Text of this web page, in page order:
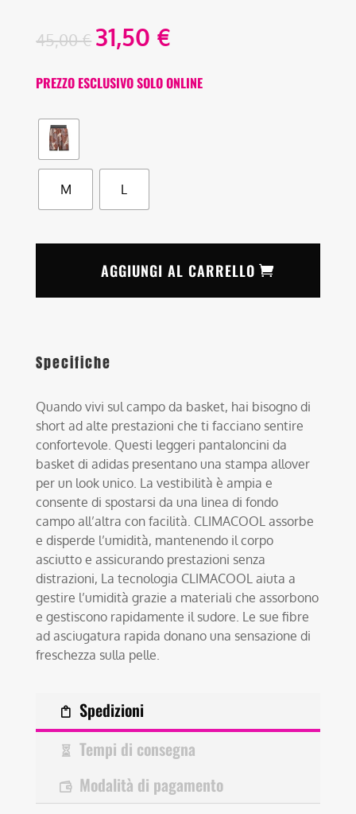
45,00€ 31,50 €
PREZZO ESCLUSIVO SOLO ONLINE
M L
AGGIUNGI AL CARRELLO
Specifiche
Quando vivi sul campo da basket, hai bisogno di
short ad alte prestazioni che ti facciano sentire
confortevole. Questi leggeri pantaloncini da
basket di adidas presentano una stampa allover
per un look unico. La vestibilità è ampia e
consente di spostarsi da una linea di fondo
campo all’altra con facilità. CLIMACOOL assorbe
e disperde l’umidità, mantenendo il corpo
asciutto e assicurando prestazioni senza
distrazioni, La tecnologia CLIMACOOL aiuta a
gestire l’umidità grazie a materiali che assorbono
e gestiscono rapidamente il sudore. Le sue fibre
ad asciugatura rapida donano una sensazione di
freschezza sulla pelle.
Spedizioni
Tempi di consegna
Modalità di pagamento